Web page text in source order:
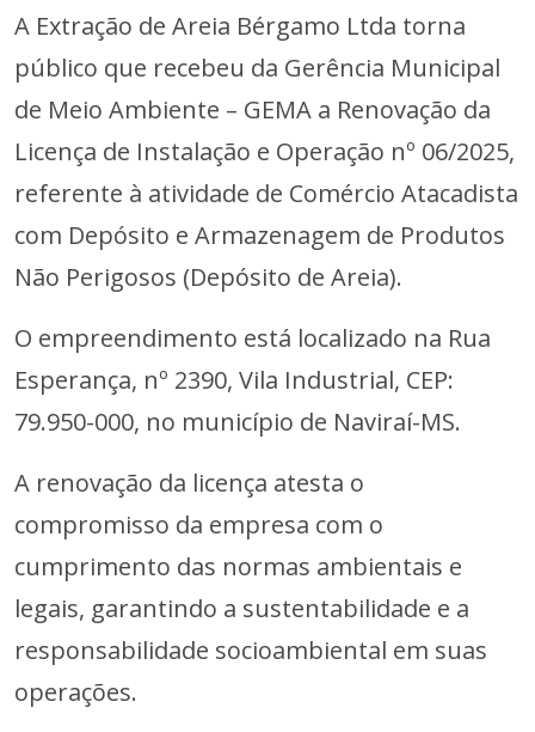
A Extração de Areia Bérgamo Ltda torna
público que recebeu da Gerência Municipal
de Meio Ambiente – GEMA a Renovação da
Licença de Instalação e Operação nº 06/2025,
referente à atividade de Comércio Atacadista
com Depósito e Armazenagem de Produtos
Não Perigosos (Depósito de Areia).
O empreendimento está localizado na Rua
Esperança, nº 2390, Vila Industrial, CEP:
79.950-000, no município de Naviraí-MS.
A renovação da licença atesta o
compromisso da empresa com o
cumprimento das normas ambientais e
legais, garantindo a sustentabilidade e a
responsabilidade socioambiental em suas
operações.